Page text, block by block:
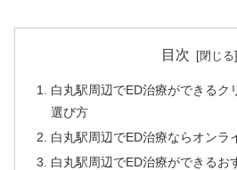
目次
白丸駅周辺でED治療ができるク
選び方
白丸駅周辺でED治療ならオンラ
白丸駅周辺でED治療ができるお